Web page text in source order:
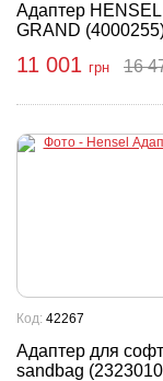
Адаптер
GRAND
11 001 грн 16
Адаптер для
sandbag
Код: 42267